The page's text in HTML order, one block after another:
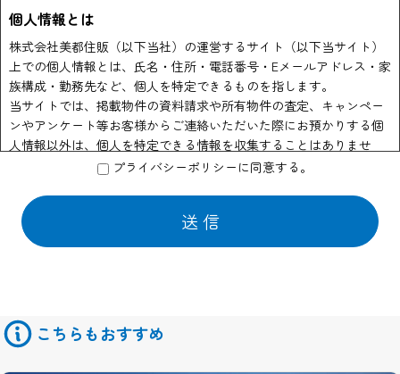
個人情報とは
株式会社美都住販（以下当社）の運営するサイト（以下当サイト）
上での個人情報とは、氏名・住所・電話番号・Eメールアドレス・家
族構成・勤務先など、個人を特定できるものを指します。
当サイトでは、掲載物件の資料請求や所有物件の査定、キャンペー
ンやアンケート等お客様からご連絡いただいた際にお預かりする個
人情報以外は、個人を特定できる情報を収集することはありませ
個人情報の利用
当社はお客様からのお申し出により物件資料の送付、会員情報誌や
商品の発送などの為に他の会社に業務の一部を委託する場合があり
ていただくことがあります。
このような情報提供を希望されないお客様は、ご面倒でも当サイト
プライバシーポリシーに同意する。
こちらもおすすめ